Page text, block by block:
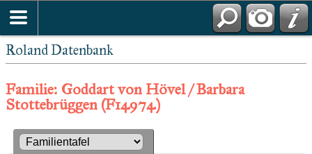
Roland Datenbank
Familie: Goddart von Hövel / Barbara
Stottebrüggen (F14974)